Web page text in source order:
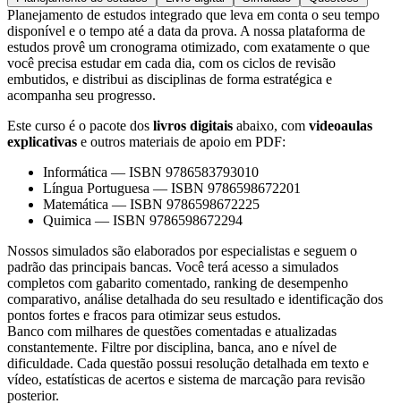
Planejamento de estudos integrado que leva em conta o seu tempo
disponível e o tempo até a data da prova. A nossa plataforma de
estudos provê um cronograma otimizado, com exatamente o que
você precisa estudar em cada dia, com os ciclos de revisão
embutidos, e distribui as disciplinas de forma estratégica e
acompanha seu progresso.
Este curso é o pacote dos livros digitais abaixo, com videoaulas
explicativas e outros materiais de apoio em PDF:
Informática — ISBN 9786583793010
Língua Portuguesa — ISBN 9786598672201
Matemática — ISBN 9786598672225
Quimica — ISBN 9786598672294
Nossos simulados são elaborados por especialistas e seguem o
padrão das principais bancas. Você terá acesso a simulados
completos com gabarito comentado, ranking de desempenho
comparativo, análise detalhada do seu resultado e identificação dos
pontos fortes e fracos para otimizar seus estudos.
Banco com milhares de questões comentadas e atualizadas
constantemente. Filtre por disciplina, banca, ano e nível de
dificuldade. Cada questão possui resolução detalhada em texto e
vídeo, estatísticas de acertos e sistema de marcação para revisão
posterior.